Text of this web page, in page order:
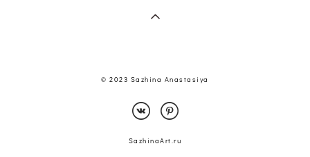
© 2023 Sazhina Anastasiya
SazhinaArt.ru